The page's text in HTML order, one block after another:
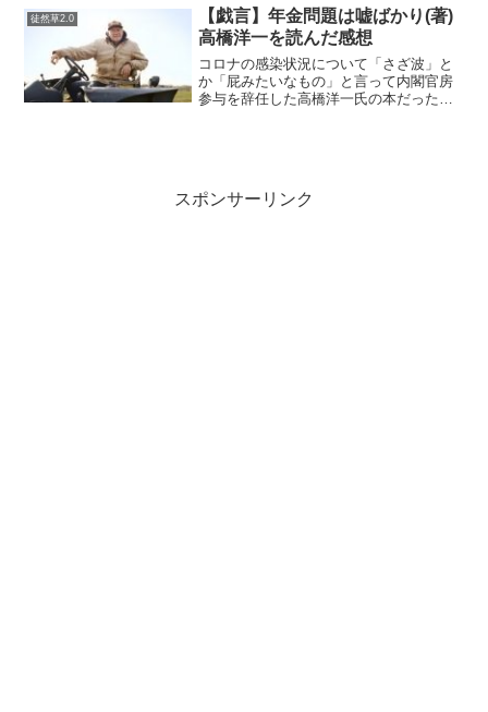
に、カントの無限小の議論のうちに微分
法の思想を見出したり、マルチ...
徒然草2.0
【戯言】年金問題は嘘ばかり(著)
高橋洋一を読んだ感想
コロナの感染状況について「さざ波」と
か「屁みたいなもの」と言って内閣官房
参与を辞任した高橋洋一氏の本だったの
スポンサーリンク